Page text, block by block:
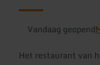
Vandaag geopend
Het restaurant van